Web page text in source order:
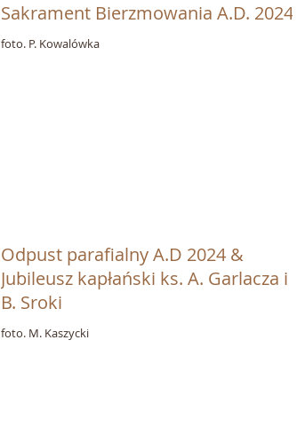
Sakrament Bierzmowania A.D. 2024
foto. P. Kowalówka
Odpust parafialny A.D 2024 &
Jubileusz kapłański ks. A. Garlacza i o.
B. Sroki
foto. M. Kaszycki